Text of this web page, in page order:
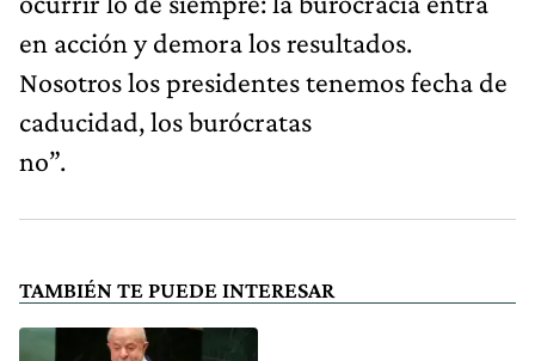
en acción y demora los resultados.
Nosotros los presidentes tenemos fecha de
caducidad, los burócratas
no”.
TAMBIÉN TE PUEDE INTERESAR